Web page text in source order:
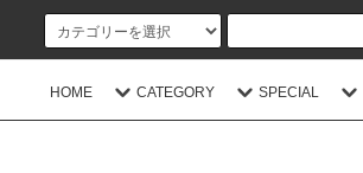
HOME CATEGORY SPECIAL